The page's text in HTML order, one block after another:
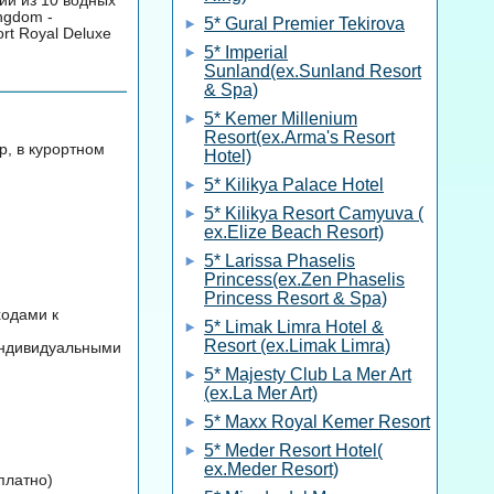
-
Royal Deluxe
в курортном
к
5* Gural Premier Tekirova
5* Imperial
Sunland(ex.Sunland Resort
& Spa)
5* Kemer Millenium
Resort(ex.Arma's Resort
Hotel)
5* Kilikya Palace Hotel
5* Kilikya Resort Camyuva (
ex.Elize Beach Resort)
5* Larissa Phaselis
Princess(ex.Zen Phaselis
Princess Resort & Spa)
5* Limak Limra Hotel &
Resort (ex.Limak Limra)
5* Majesty Club La Mer Art
(ex.La Mer Art)
5* Maxx Royal Kemer Resort
5* Meder Resort Hotel(
ex.Meder Resort)